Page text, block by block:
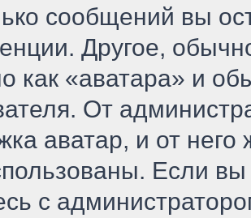
сообщений вы
Другое,
как «аватара» и
От
аватар, и от него
Если
с